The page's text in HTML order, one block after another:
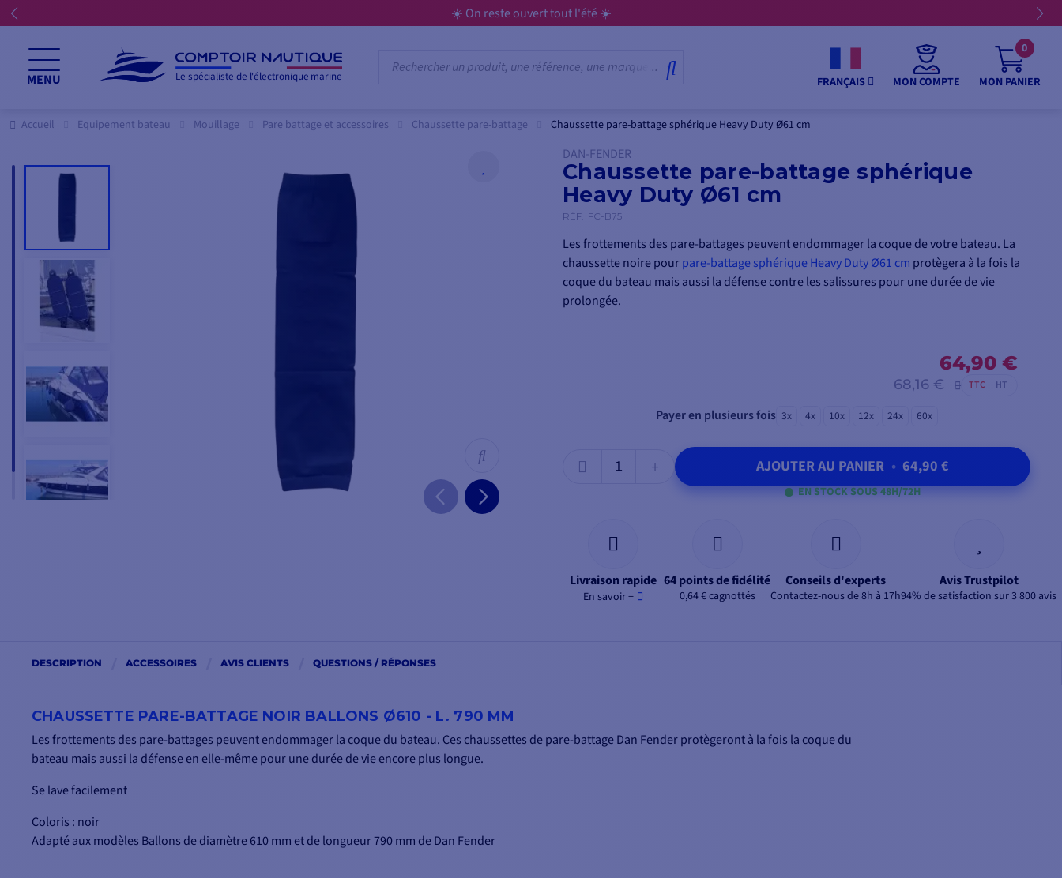
☀️ On reste ouvert tout l'été ☀️
MENU Le spécialiste de l'électronique marine FRANÇAIS MON COMPTE MON PANIER
0
Accueil Equipement bateau Mouillage Pare battage et accessoires Chaussette pare-battage Chaussette pare-battage sphérique Heavy Duty Ø61 cm
DAN-FENDER
Chaussette pare-battage sphérique
Heavy Duty Ø61 cm
RÉF. FC-B75
Les frottements des pare-battages peuvent endommager la coque de votre bateau. La
chaussette noire pourpare-battage sphérique Heavy Duty Ø61 cm protègera à la fois la
coque du bateau mais aussi la défense contre les salissures pour une durée de vie
prolongée.
64,90 €
68,16 € TTC HT
Payer en plusieurs fois 3x 4x 10x 12x 24x 60x
AJOUTER AU PANIER • 64,90 €
EN STOCK SOUS 48H/72H
Livraison rapide
En savoir +
64 points de fidélité
0,64 € cagnottés
Conseils d'experts
Contactez-nous de 8h à 17h
Avis Trustpilot
94% de satisfaction sur 3 800 avis
DESCRIPTION ACCESSOIRES AVIS CLIENTS QUESTIONS / RÉPONSES
CHAUSSETTE PARE-BATTAGE NOIR BALLONS Ø610 - L. 790 MM
Les frottements des pare-battages peuvent endommager la coque du bateau. Ces chaussettes de pare-battage Dan Fender protègeront à la fois la coque du
bateau mais aussi la défense en elle-même pour une durée de vie encore plus longue.
Se lave facilement
Coloris : noir
Adapté aux modèles Ballons de diamètre 610 mm et de longueur 790 mm de Dan Fender